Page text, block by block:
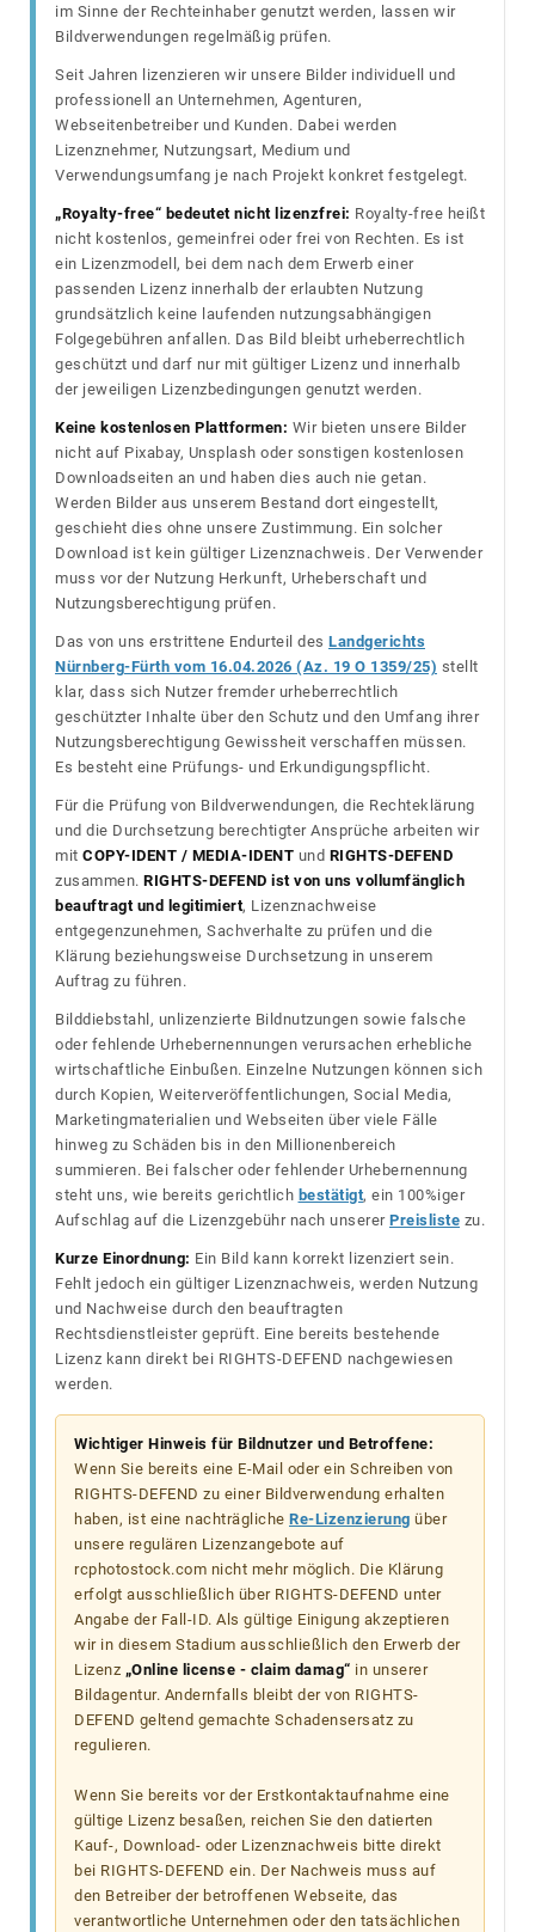
im Sinne der Rechteinhaber genutzt werden, lassen wir
Bildverwendungen regelmäßig prüfen.
Seit Jahren lizenzieren wir unsere Bilder individuell und
professionell an Unternehmen, Agenturen,
Webseitenbetreiber und Kunden. Dabei werden
Lizenznehmer, Nutzungsart, Medium und
Verwendungsumfang je nach Projekt konkret festgelegt.
„Royalty-free“ bedeutet nicht lizenzfrei: Royalty-free heißt
nicht kostenlos, gemeinfrei oder frei von Rechten. Es ist
ein Lizenzmodell, bei dem nach dem Erwerb einer
passenden Lizenz innerhalb der erlaubten Nutzung
grundsätzlich keine laufenden nutzungsabhängigen
Folgegebühren anfallen. Das Bild bleibt urheberrechtlich
geschützt und darf nur mit gültiger Lizenz und innerhalb
der jeweiligen Lizenzbedingungen genutzt werden.
Keine kostenlosen Plattformen: Wir bieten unsere Bilder
nicht auf Pixabay, Unsplash oder sonstigen kostenlosen
Downloadseiten an und haben dies auch nie getan.
Werden Bilder aus unserem Bestand dort eingestellt,
geschieht dies ohne unsere Zustimmung. Ein solcher
Download ist kein gültiger Lizenznachweis. Der Verwender
muss vor der Nutzung Herkunft, Urheberschaft und
Nutzungsberechtigung prüfen.
Das von uns erstrittene Endurteil des Landgerichts
Nürnberg-Fürth vom 16.04.2026 (Az. 19 O 1359/25) stellt
klar, dass sich Nutzer fremder urheberrechtlich
geschützter Inhalte über den Schutz und den Umfang ihrer
Nutzungsberechtigung Gewissheit verschaffen müssen.
Es besteht eine Prüfungs- und Erkundigungspflicht.
Für die Prüfung von Bildverwendungen, die Rechteklärung
und die Durchsetzung berechtigter Ansprüche arbeiten wir
mit COPY-IDENT / MEDIA-IDENT und RIGHTS-DEFEND
zusammen. RIGHTS-DEFEND ist von uns vollumfänglich
beauftragt und legitimiert, Lizenznachweise
entgegenzunehmen, Sachverhalte zu prüfen und die
Klärung beziehungsweise Durchsetzung in unserem
Auftrag zu führen.
Bilddiebstahl, unlizenzierte Bildnutzungen sowie falsche
oder fehlende Urhebernennungen verursachen erhebliche
wirtschaftliche Einbußen. Einzelne Nutzungen können sich
durch Kopien, Weiterveröffentlichungen, Social Media,
Marketingmaterialien und Webseiten über viele Fälle
hinweg zu Schäden bis in den Millionenbereich
summieren. Bei falscher oder fehlender Urhebernennung
steht uns, wie bereits gerichtlich bestätigt, ein 100%iger
Aufschlag auf die Lizenzgebühr nach unserer Preisliste zu.
Kurze Einordnung: Ein Bild kann korrekt lizenziert sein.
Fehlt jedoch ein gültiger Lizenznachweis, werden Nutzung
und Nachweise durch den beauftragten
Rechtsdienstleister geprüft. Eine bereits bestehende
Lizenz kann direkt bei RIGHTS-DEFEND nachgewiesen
werden.
Wichtiger Hinweis für Bildnutzer und Betroffene:
Wenn Sie bereits eine E-Mail oder ein Schreiben von
RIGHTS-DEFEND zu einer Bildverwendung erhalten
haben, ist eine nachträgliche Re-Lizenzierung über
unsere regulären Lizenzangebote auf
rcphotostock.com nicht mehr möglich. Die Klärung
erfolgt ausschließlich über RIGHTS-DEFEND unter
Angabe der Fall-ID. Als gültige Einigung akzeptieren
wir in diesem Stadium ausschließlich den Erwerb der
Lizenz „Online license - claim damag“ in unserer
Bildagentur. Andernfalls bleibt der von RIGHTS-
DEFEND geltend gemachte Schadensersatz zu
regulieren.
Wenn Sie bereits vor der Erstkontaktaufnahme eine
gültige Lizenz besaßen, reichen Sie den datierten
Kauf-, Download- oder Lizenznachweis bitte direkt
bei RIGHTS-DEFEND ein. Der Nachweis muss auf
den Betreiber der betroffenen Webseite, das
verantwortliche Unternehmen oder den tatsächlichen